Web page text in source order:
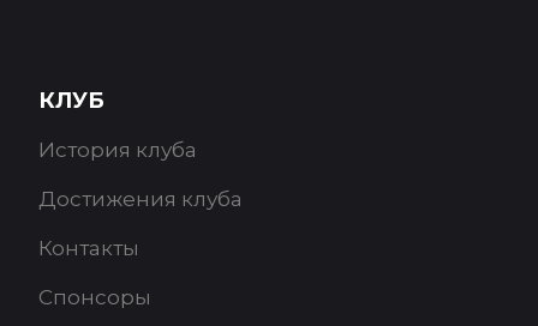
КЛУБ
История клуба
Достижения клуба
Контакты
Спонсоры